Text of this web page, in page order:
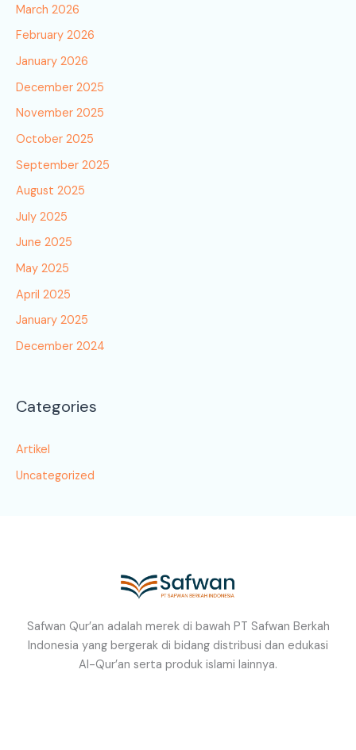
March 2026
February 2026
January 2026
December 2025
November 2025
October 2025
September 2025
August 2025
July 2025
June 2025
May 2025
April 2025
January 2025
December 2024
Categories
Artikel
Uncategorized
Safwan Qur’an adalah merek di bawah PT Safwan Berkah
Indonesia yang bergerak di bidang distribusi dan edukasi
Al-Qur’an serta produk islami lainnya.